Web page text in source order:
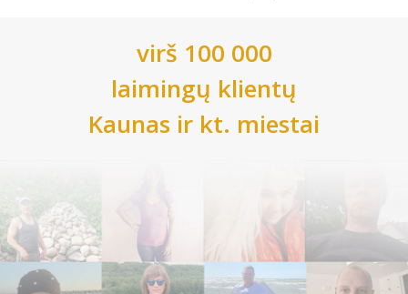
virš 100 000
laimingų klientų
Kaunas ir kt. miestai